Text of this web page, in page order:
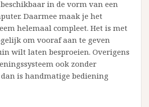
in de vorm van een
Daarmee maak je het
helemaal compleet. Het is met
om vooraf aan te geven
wilt laten besproeien. Overigens
ook zonder
is handmatige bediening